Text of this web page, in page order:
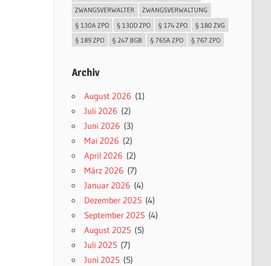
ZWANGSVERWALTER
ZWANGSVERWALTUNG
§ 130A ZPO
§ 130D ZPO § 174 ZPO
§ 180 ZVG
§ 189 ZPO
§ 247 BGB § 765A ZPO § 767 ZPO
Archiv
August 2026 (1)
Juli 2026 (2)
Juni 2026 (3)
Mai 2026 (2)
April 2026 (2)
März 2026 (7)
Januar 2026 (4)
Dezember 2025(4)
September 2025(4)
August 2025(5)
Juli 2025(7)
Juni 2025(5)